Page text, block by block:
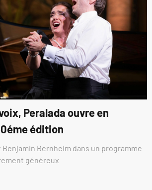
Peralada ouvre en
édition
Bernheim dans un programme
généreux